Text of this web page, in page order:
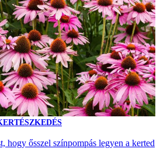
hogy ősszel színpompás legyen a kerted